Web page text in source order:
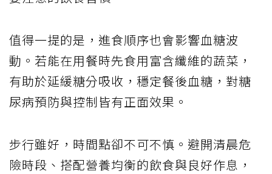
值得一提的是，進食順序也會影響血糖波
動。若能在用餐時先食用富含纖維的蔬菜，
有助於延緩糖分吸收，穩定餐後血糖，對糖
尿病預防與控制皆有正面效果。
步行雖好，時間點卻不可不慎。避開清晨危
險時段、搭配營養均衡的飲食與良好作息，